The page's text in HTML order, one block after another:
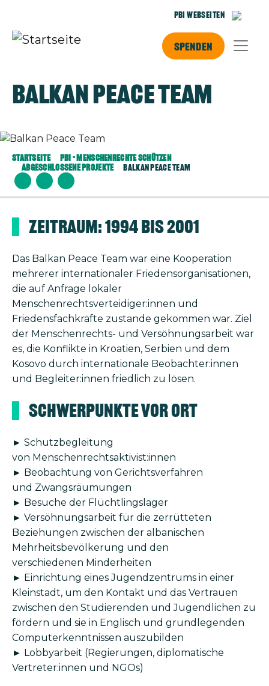
PBI Webseiten
Spenden
Balkan Peace Team
Bild
Startseite
PBI - Menschenrechte Schützen
Abgeschlossene Projekte
Balkan Peace Team
Zeitraum: 1994 bis 2001
Das Balkan Peace Team war eine Kooperation
mehrerer internationaler Friedensorganisationen,
die auf Anfrage lokaler
Menschenrechtsverteidiger:innen und
Friedensfachkräfte zustande gekommen war. Ziel
der Menschenrechts- und Versöhnungsarbeit war
es, die Konflikte in Kroatien, Serbien und dem
Kosovo durch internationale Beobachter:innen
und Begleiter:innen friedlich zu lösen.
Schwerpunkte vor Ort
► Schutzbegleitung
von Menschenrechtsaktivist:innen
► Beobachtung von Gerichtsverfahren
und Zwangsräumungen
► Besuche der Flüchtlingslager
► Versöhnungsarbeit für die zerrütteten
Beziehungen zwischen der albanischen
Mehrheitsbevölkerung und den
verschiedenen Minderheiten
► Einrichtung eines Jugendzentrums in einer
Kleinstadt, um den Kontakt und das Vertrauen
zwischen den Studierenden und Jugendlichen zu
fördern und sie in Englisch und grundlegenden
Computerkenntnissen auszubilden
► Lobbyarbeit (Regierungen, diplomatische
Vertreter:innen und NGOs)